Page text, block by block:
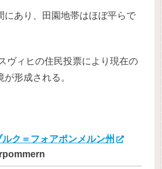
にあり、田園地帯はほぼ平らで
ヴィヒの住民投票により現在の
形成される。
ク＝フォアポンメルン州